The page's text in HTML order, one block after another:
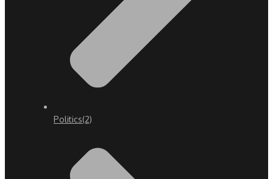
Politics(2)